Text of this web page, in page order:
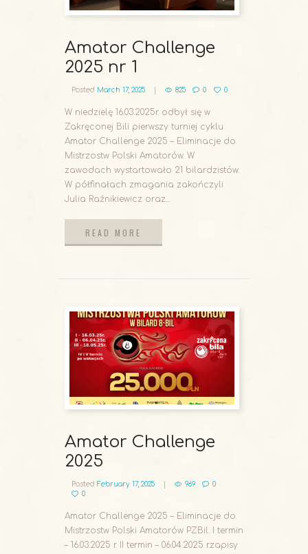
Amator Challenge
2025 nr 1
Posted March 17, 2025 825 0 0
W niedzielę 16.03.2025r. odbył się w
Zakręconej Bili pierwszy turniej cyklu
Amator Challenge 2025 – Eliminacje do
Mistrzostw Polski Amatorów. W
zawodach wystartowało 21 bilardzistów.
W półfinałach zmagania zakończyli
Julia Raźnikiewicz oraz...
READ MORE
Amator Challenge
2025
Posted February 17, 2025 969
0
0
Amator Challenge 2025 – Eliminacje do
Mistrzostw Polski Amatorów PZBil. I termin
– 16.03.2025 r. II termin – 06.04.2025 r.zapisy